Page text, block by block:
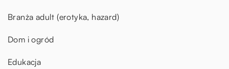
Branża adult (erotyka, hazard)
Dom i ogród
Edukacja